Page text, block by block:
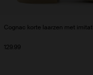
Cognac korte laarzen met
129.99